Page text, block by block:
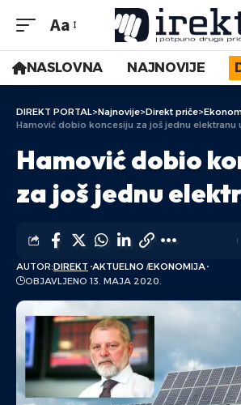
Aa
NASLOVNA NAJNOVIJE
DIREKT PORTAL>Najnovije>Direkt priče>
Hamović dobio koncesiju za još jednu elektranu
Hamović dobio
za još jednu
AUTOR:DIREKT AKTUELNO EKONOMIJA
OBJAVLJENO 13. MAJA 2020.